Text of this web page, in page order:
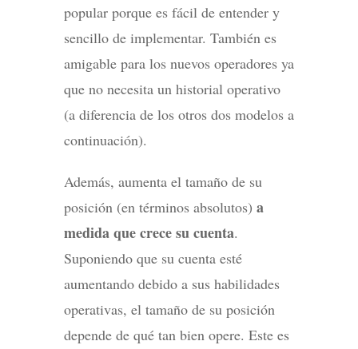
popular porque es fácil de entender y
sencillo de implementar. También es
amigable para los nuevos operadores ya
que no necesita un historial operativo
(a diferencia de los otros dos modelos a
continuación).
Además, aumenta el tamaño de su
posición (en términos absolutos) a
medida que crece su cuenta.
Suponiendo que su cuenta esté
aumentando debido a sus habilidades
operativas, el tamaño de su posición
depende de qué tan bien opere. Este es